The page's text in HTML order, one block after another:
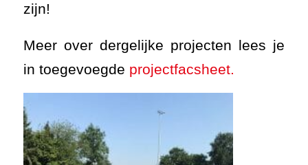
zijn!
Meer over dergelijke projecten lees je
in toegevoegde projectfacsheet.